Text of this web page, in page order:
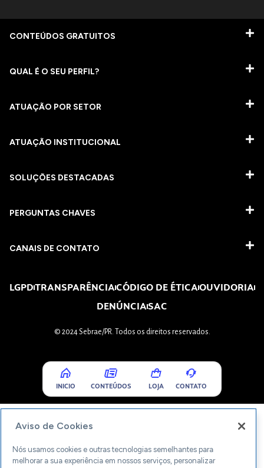
CONTEÚDOS GRATUITOS
QUAL É O SEU PERFIL?
ATUAÇÃO POR SETOR
ATUAÇÃO INSTITUCIONAL
SOLUÇÕES DESTACADAS
PERGUNTAS CHAVES​
CANAIS DE CONTATO
LGPDTRANSPARÊNCIACÓDIGO DE ÉTICAOUVIDORIA
DENÚNCIASAC
© 2024 Sebrae/PR. Todos os direitos reservados.
INICIO CONTEÚDOS LOJA CONTATO
Aviso de Cookies
Nós usamos cookies e outras tecnologias semelhantes para
melhorar a sua experiência em nossos serviços, personalizar